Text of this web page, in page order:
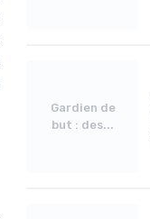
Gardien de
but : des...